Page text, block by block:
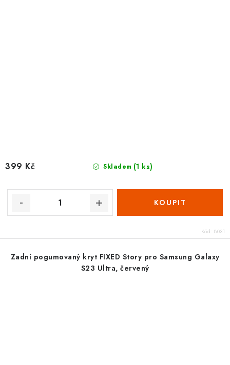
Skladem (1 ks)
399 Kč
Kód: 8031
Zadní pogumovaný kryt FIXED Story pro Samsung Galaxy
S23 Ultra, červený